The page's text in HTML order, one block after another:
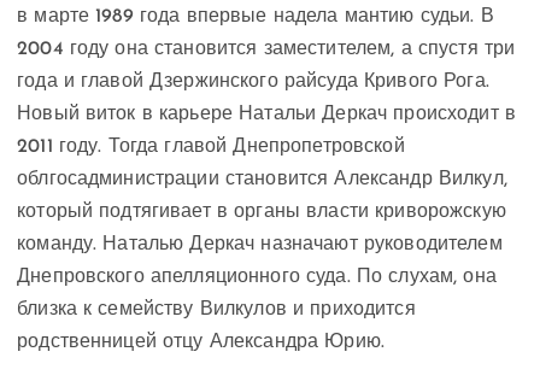
в марте 1989 года впервые надела мантию судьи. В
2004 году она становится заместителем, а спустя три
года и главой Дзержинского райсуда Кривого Рога.
Новый виток в карьере Натальи Деркач происходит в
2011 году. Тогда главой Днепропетровской
облгосадминистрации становится Александр Вилкул,
который подтягивает в органы власти криворожскую
команду. Наталью Деркач назначают руководителем
Днепровского апелляционного суда. По слухам, она
близка к семейству Вилкулов и приходится
родственницей отцу Александра Юрию.